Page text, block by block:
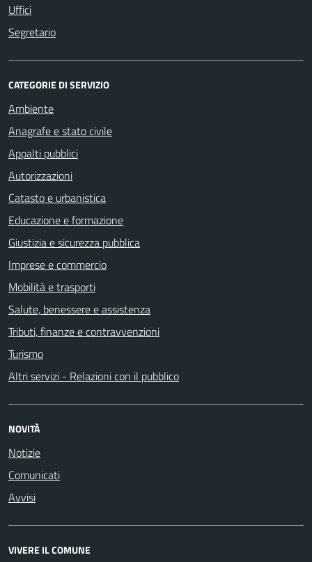
Uffici
Segretario
CATEGORIE DI SERVIZIO
Ambiente
Anagrafe e stato civile
Appalti pubblici
Autorizzazioni
Catasto e urbanistica
Educazione e formazione
Giustizia e sicurezza pubblica
Imprese e commercio
Mobilità e trasporti
Salute, benessere e assistenza
Tributi, finanze e contravvenzioni
Turismo
Altri servizi - Relazioni con il pubblico
NOVITÀ
Notizie
Comunicati
Avvisi
VIVERE IL COMUNE